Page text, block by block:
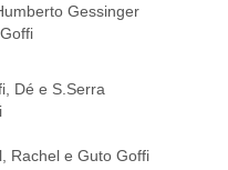
Gessinger
Dé e S.Serra
Rachel e Guto Goffi